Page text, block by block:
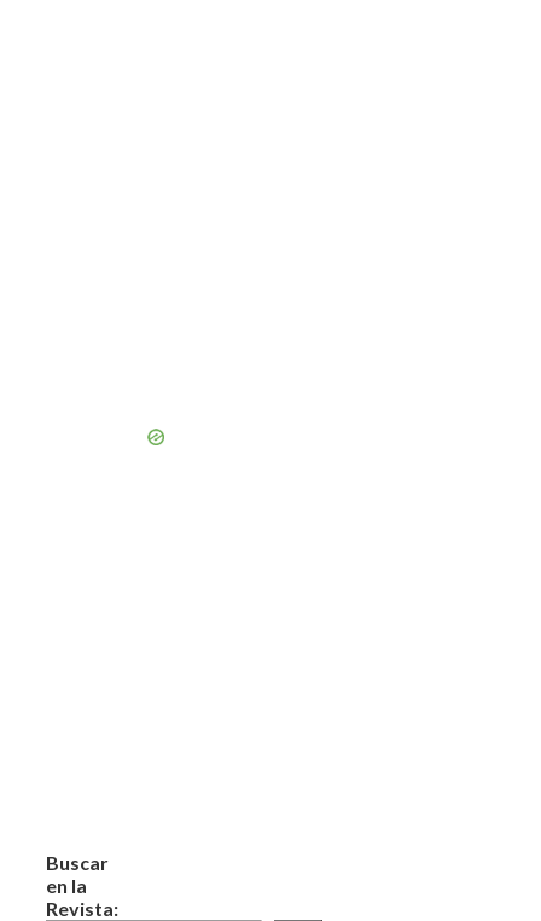
Buscar
en la
Revista: